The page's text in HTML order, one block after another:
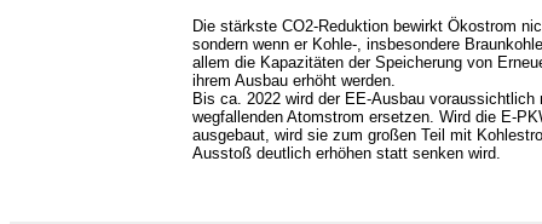
Die stärkste CO2-Reduktion bewirkt Ökostrom
sondern wenn er Kohle-, insbesondere
allem die Kapazitäten der Speicherung von
ihrem Ausbau erhöht werden.
Bis ca. 2022 wird der EE-Ausbau voraussichtlich
wegfallenden Atomstrom ersetzen. Wird die E-
ausgebaut, wird sie zum großen Teil mit
Ausstoß deutlich erhöhen statt senken wird.